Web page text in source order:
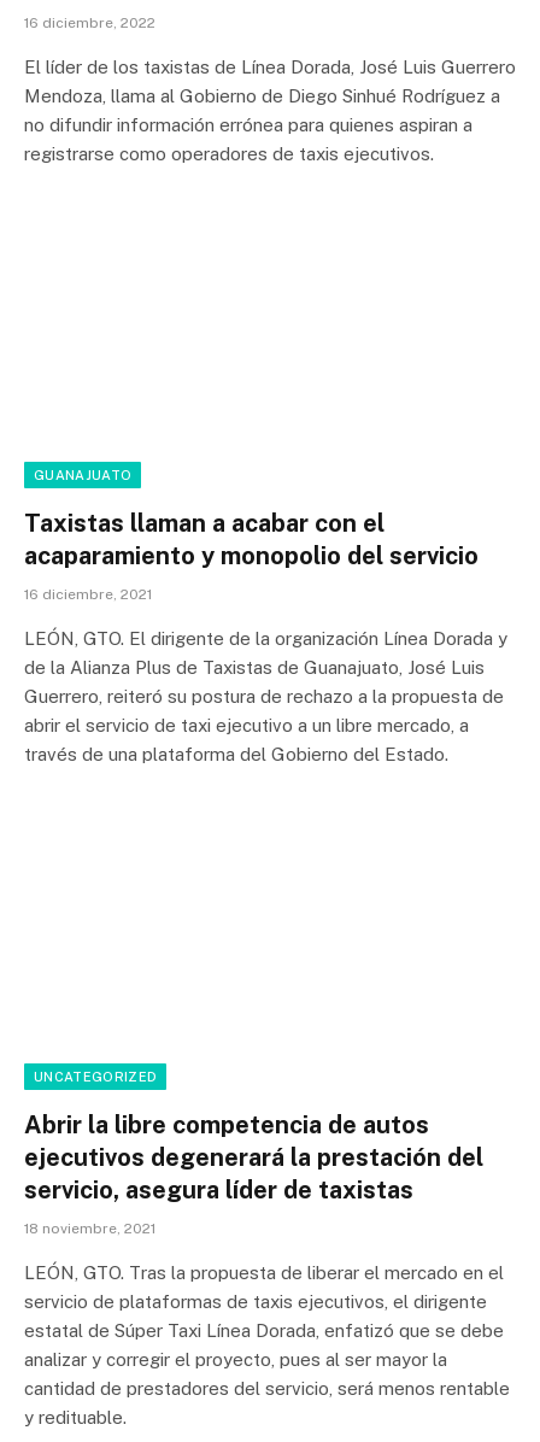
16 diciembre, 2022
El líder de los taxistas de Línea Dorada, José Luis Guerrero
Mendoza, llama al Gobierno de Diego Sinhué Rodríguez a
no difundir información errónea para quienes aspiran a
registrarse como operadores de taxis ejecutivos.
GUANAJUATO
Taxistas llaman a acabar con el
acaparamiento y monopolio del servicio
16 diciembre, 2021
LEÓN, GTO. El dirigente de la organización Línea Dorada y
de la Alianza Plus de Taxistas de Guanajuato, José Luis
Guerrero, reiteró su postura de rechazo a la propuesta de
abrir el servicio de taxi ejecutivo a un libre mercado, a
través de una plataforma del Gobierno del Estado.
UNCATEGORIZED
Abrir la libre competencia de autos
ejecutivos degenerará la prestación del
servicio, asegura líder de taxistas
18 noviembre, 2021
LEÓN, GTO. Tras la propuesta de liberar el mercado en el
servicio de plataformas de taxis ejecutivos, el dirigente
estatal de Súper Taxi Línea Dorada, enfatizó que se debe
analizar y corregir el proyecto, pues al ser mayor la
cantidad de prestadores del servicio, será menos rentable
y redituable.